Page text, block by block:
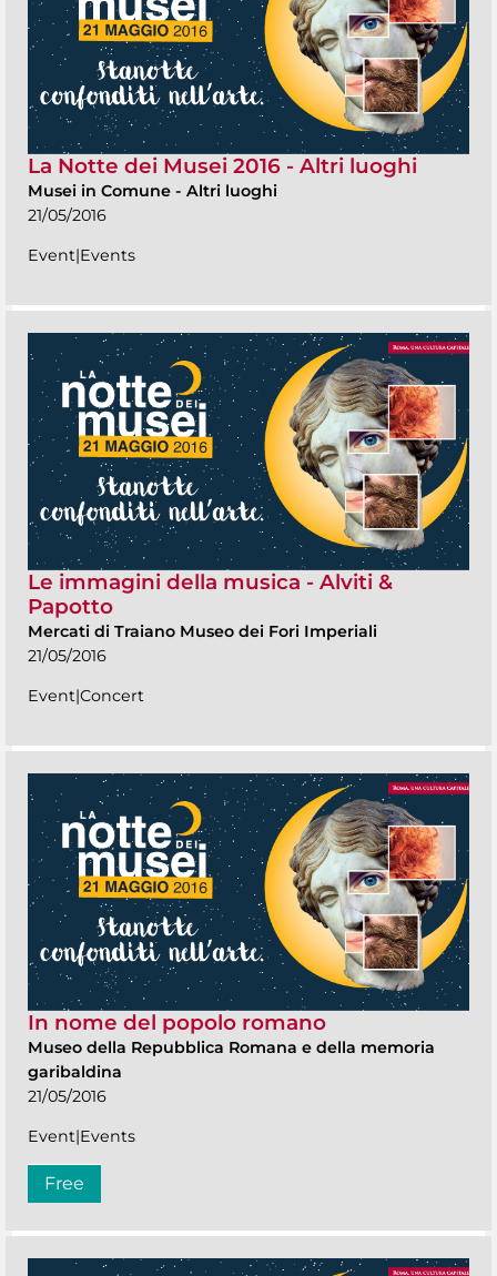
La Notte dei Musei 2016 - Altri luoghi
Musei in Comune - Altri luoghi
21/05/2016
Event|Events
Le immagini della musica - Alviti &
Papotto
Mercati di Traiano Museo dei Fori Imperiali
21/05/2016
Event|Concert
In nome del popolo romano
Museo della Repubblica Romana e della memoria
garibaldina
21/05/2016
Event|Events
Free